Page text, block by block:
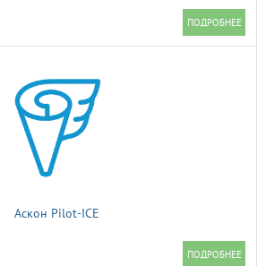
Аскон Pilot-ICE